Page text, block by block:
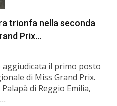
trionfa nella seconda
Prix…
aggiudicata il primo posto
di Miss Grand Prix.
di Reggio Emilia,